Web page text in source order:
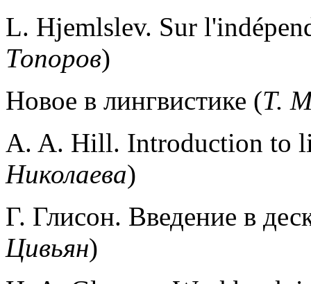
L. Hjemlslev. Sur
Топоров)
Новое в лингвистике (Т.
A. A. Hill. Introduction to
Николаева)
Г. Глисон. Введение в
Цивьян)